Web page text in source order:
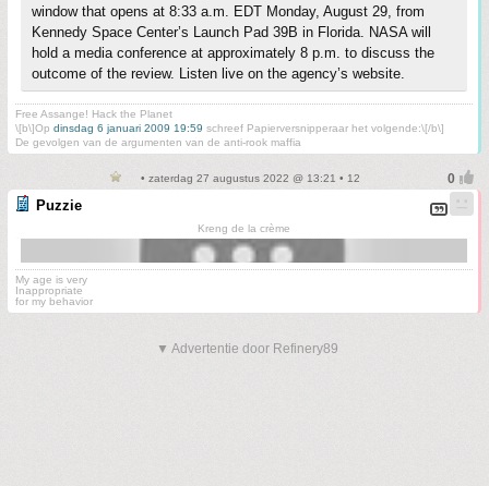
window that opens at 8:33 a.m. EDT Monday, August 29, from
Kennedy Space Center’s Launch Pad 39B in Florida. NASA will
hold a media conference at approximately 8 p.m. to discuss the
outcome of the review. Listen live on the agency’s website.
Free Assange! Hack the Planet
\[b\]Op dinsdag 6 januari 2009 19:59 schreef Papierversnipperaar het volgende:\[/b\]
De gevolgen van de argumenten van de anti-rook maffia
• zaterdag 27 augustus 2022 @ 13:21 • 12
Puzzie
Kreng de la crème
My age is very
Inappropriate
for my behavior
▼ Advertentie door Refinery89